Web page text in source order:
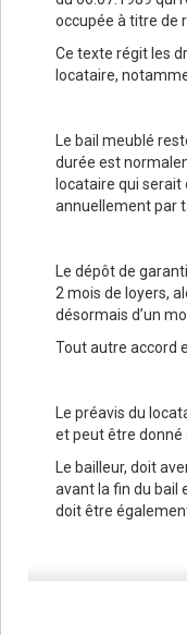
occupée à titre de
Ce texte régit les
locataire,
Le bail meublé
durée est
locataire qui
annuellement par
Le dépôt de
2 mois de loyers,
désormais d’un
Tout autre accord
Le préavis du
et peut être donné
Le bailleur, doit
avant la fin du bail
doit être